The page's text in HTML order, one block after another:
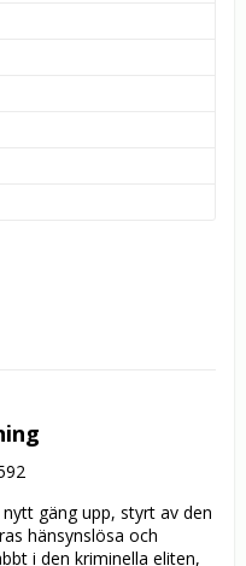
gäng upp, styrt av den
hänsynslösa och
i den kriminella eliten,